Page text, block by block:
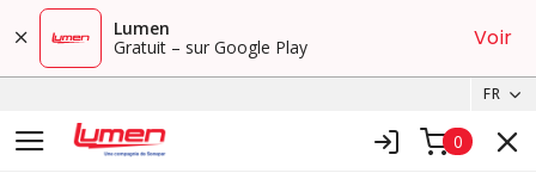
Lumen
Gratuit – sur Google Play
Voir
FR
0